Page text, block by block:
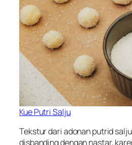
Kue Putri Salju
Tekstur dari adonan putrid
disbanding dengan nastar,